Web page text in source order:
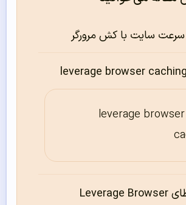
سرعت سایت با کش مرورگر
ارور leverage browser
رفع خطای Leverage Browser